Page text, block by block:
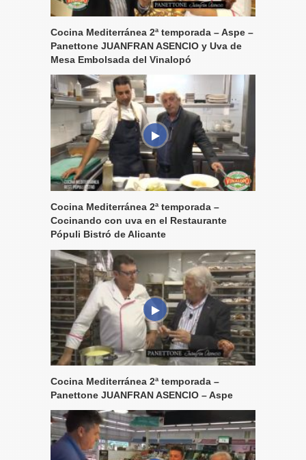
Cocina Mediterránea 2ª temporada – Aspe –
Panettone JUANFRAN ASENCIO y Uva de
Mesa Embolsada del Vinalopó
Cocina Mediterránea 2ª temporada –
Cocinando con uva en el Restaurante
Pópuli Bistró de Alicante
Cocina Mediterránea 2ª temporada –
Panettone JUANFRAN ASENCIO – Aspe